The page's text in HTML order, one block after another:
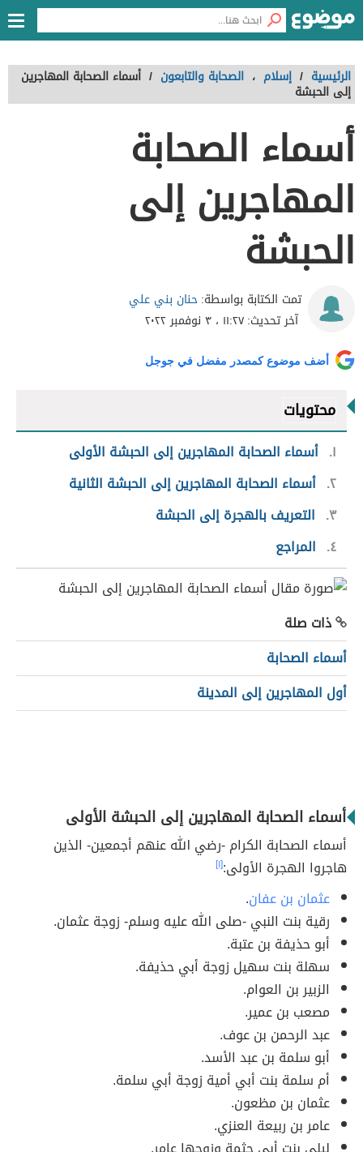
الرئيسية / إسلام ، الصحابة والتابعون / أسماء الصحابة المهاجرين
إلى الحبشة
أسماء الصحابة
المهاجرين إلى
الحبشة
تمت الكتابة بواسطة:حنان بني علي
آخر تحديث:١١:٢٧ ، ٣ نوفمبر ٢٠٢٢
أضف موضوع كمصدر مفضل في جوجل
محتويات
١ أسماء الصحابة المهاجرين إلى الحبشة الأولى
٢ أسماء الصحابة المهاجرين إلى الحبشة الثانية
٣
التعريف بالهجرة إلى الحبشة
٤
المراجع
ذات صلة
أسماء الصحابة
أول المهاجرين إلى المدينة
أسماء الصحابة المهاجرين إلى الحبشة الأولى
أسماء الصحابة الكرام -رضي الله عنهم أجمعين- الذين
هاجروا الهجرة الأولى:[١]
عثمان بن عفان.
رقية بنت النبي -صلى الله عليه وسلم- زوجة عثمان.
أبو حذيفة بن عتبة.
سهلة بنت سهيل زوجة أبي حذيفة.
الزبير بن العوام.
مصعب بن عمير.
عبد الرحمن بن عوف.
أبو سلمة بن عبد الأسد.
أم سلمة بنت أبي أمية زوجة أبي سلمة.
عثمان بن مظعون.
عامر بن ربيعة العنزي.